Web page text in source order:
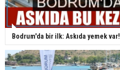
Bodrum'da bir ilk: Askıda yemek var!